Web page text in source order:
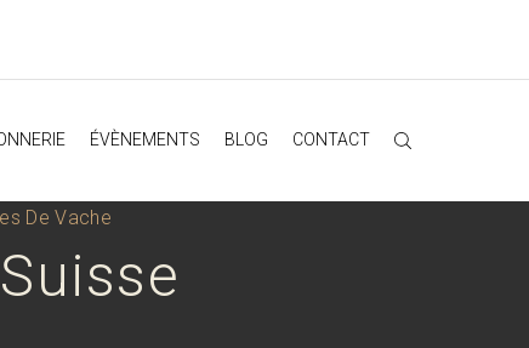
ÉVÈNEMENTS BLOG CONTACT
De Vache